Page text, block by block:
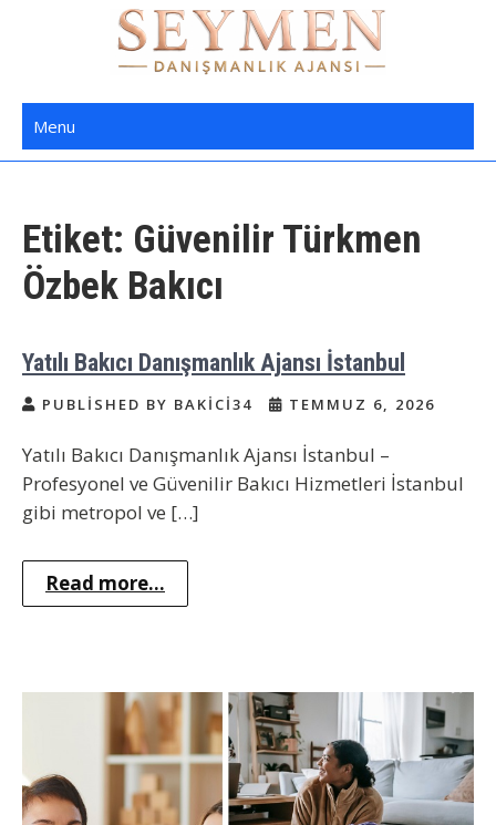
Seymen Danışmanlık | Yatılı Bakıcı,
Dadı,
Menu
Etiket: Güvenilir Türkmen
Özbek Bakıcı
Yatılı Bakıcı Danışmanlık Ajansı İstanbul
PUBLISHED BY BAKICI34 TEMMUZ 6, 2026
Yatılı Bakıcı Danışmanlık Ajansı İstanbul –
Profesyonel ve Güvenilir Bakıcı Hizmetleri İstanbul
gibi metropol ve […]
Read more...